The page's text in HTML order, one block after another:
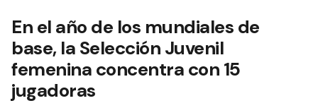
En el año de los mundiales de
base, la Selección Juvenil
femenina concentra con 15
jugadoras